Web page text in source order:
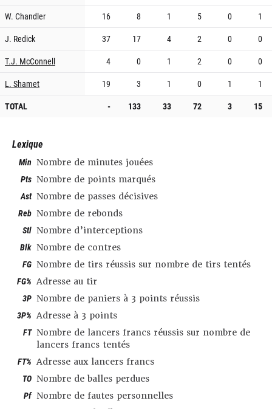
W. Chandler
16 8 1 5 0
1
J. Redick
37 17 4 2 0
0
T.J. McConnell
4 0 1 2 0
0
L. Shamet
19 3 1 0 1
1
TOTAL
- 133 33 72 3 15
Lexique
Min Nombre de minutes jouées
Pts Nombre de points marqués
Ast Nombre de passes décisives
Reb Nombre de rebonds
Stl Nombre d’interceptions
Blk Nombre de contres
FG Nombre de tirs réussis sur nombre de tirs tentés
FG% Adresse au tir
3P Nombre de paniers à 3 points réussis
3P% Adresse à 3 points
FT Nombre de lancers francs réussis sur nombre de
lancers francs tentés
FT% Adresse aux lancers francs
TO Nombre de balles perdues
Pf Nombre de fautes personnelles